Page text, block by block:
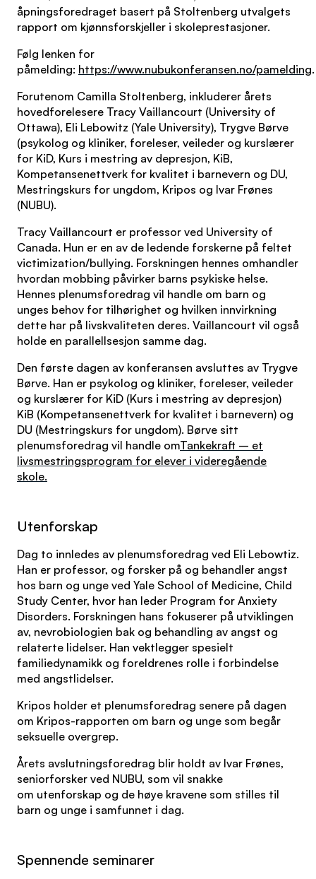
åpningsforedraget basert på Stoltenberg utvalgets
rapport om kjønnsforskjeller i skoleprestasjoner.
Følg lenken for
påmelding: https://www.nubukonferansen.no/pamelding.
Forutenom Camilla Stoltenberg, inkluderer årets
hovedforelesere Tracy Vaillancourt (University of
Ottawa), Eli Lebowitz (Yale University), Trygve Børve
(psykolog og kliniker, foreleser, veileder og kurslærer
for KiD, Kurs i mestring av depresjon, KiB,
Kompetansenettverk for kvalitet i barnevern og DU,
Mestringskurs for ungdom, Kripos og Ivar Frønes
(NUBU).
Tracy Vaillancourt er professor ved University of
Canada. Hun er en av de ledende forskerne på feltet
victimization/bullying. Forskningen hennes omhandler
hvordan mobbing påvirker barns psykiske helse.
Hennes plenumsforedrag vil handle om barn og
unges behov for tilhørighet og hvilken innvirkning
dette har på livskvaliteten deres. Vaillancourt vil også
holde en parallellsesjon samme dag.
Den første dagen av konferansen avsluttes av Trygve
Børve. Han er psykolog og kliniker, foreleser, veileder
og kurslærer for KiD (Kurs i mestring av depresjon)
KiB (Kompetansenettverk for kvalitet i barnevern) og
DU (Mestringskurs for ungdom). Børve sitt
plenumsforedrag vil handle omTankekraft – et
livsmestringsprogram for elever i videregående
skole.
Utenforskap
Dag to innledes av plenumsforedrag ved Eli Lebowtiz.
Han er professor, og forsker på og behandler angst
hos barn og unge ved Yale School of Medicine, Child
Study Center, hvor han leder Program for Anxiety
Disorders. Forskningen hans fokuserer på utviklingen
av, nevrobiologien bak og behandling av angst og
relaterte lidelser. Han vektlegger spesielt
familiedynamikk og foreldrenes rolle i forbindelse
med angstlidelser.
Kripos holder et plenumsforedrag senere på dagen
om Kripos-rapporten om barn og unge som begår
seksuelle overgrep.
Årets avslutningsforedrag blir holdt av Ivar Frønes,
seniorforsker ved NUBU, som vil snakke
om utenforskap og de høye kravene som stilles til
barn og unge i samfunnet i dag.
Spennende seminarer